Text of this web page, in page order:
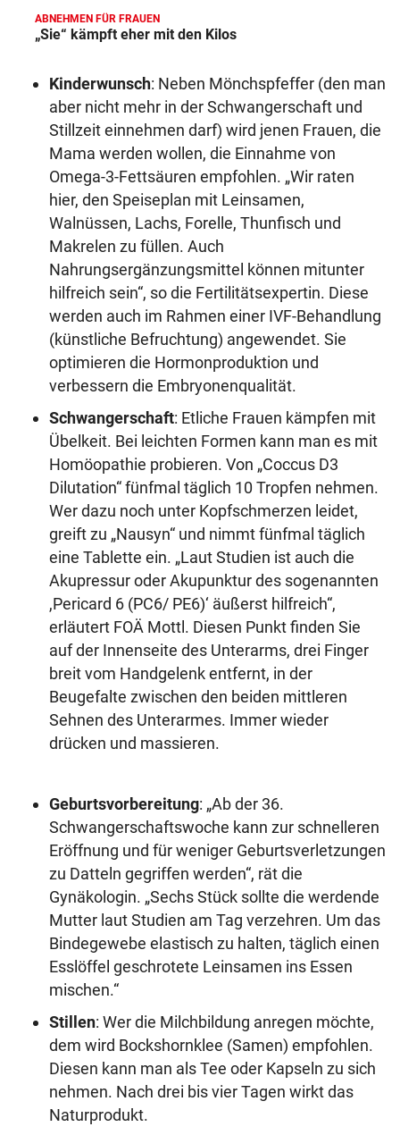
ABNEHMEN FÜR FRAUEN
„Sie“ kämpft eher mit den Kilos
Kinderwunsch: Neben Mönchspfeffer (den man
aber nicht mehr in der Schwangerschaft und
Stillzeit einnehmen darf) wird jenen Frauen, die
Mama werden wollen, die Einnahme von
Omega-3-Fettsäuren empfohlen. „Wir raten
hier, den Speiseplan mit Leinsamen,
Walnüssen, Lachs, Forelle, Thunfisch und
Makrelen zu füllen. Auch
Nahrungsergänzungsmittel können mitunter
hilfreich sein“, so die Fertilitätsexpertin. Diese
werden auch im Rahmen einer IVF-Behandlung
(künstliche Befruchtung) angewendet. Sie
optimieren die Hormonproduktion und
verbessern die Embryonenqualität.
Schwangerschaft: Etliche Frauen kämpfen mit
Übelkeit. Bei leichten Formen kann man es mit
Homöopathie probieren. Von „Coccus D3
Dilutation“ fünfmal täglich 10 Tropfen nehmen.
Wer dazu noch unter Kopfschmerzen leidet,
greift zu „Nausyn“ und nimmt fünfmal täglich
eine Tablette ein. „Laut Studien ist auch die
Akupressur oder Akupunktur des sogenannten
,Pericard 6 (PC6/ PE6)‘ äußerst hilfreich“,
erläutert FOÄ Mottl. Diesen Punkt finden Sie
auf der Innenseite des Unterarms, drei Finger
breit vom Handgelenk entfernt, in der
Beugefalte zwischen den beiden mittleren
Sehnen des Unterarmes. Immer wieder
drücken und massieren.
Geburtsvorbereitung: „Ab der 36.
Schwangerschaftswoche kann zur schnelleren
Eröffnung und für weniger Geburtsverletzungen
zu Datteln gegriffen werden“, rät die
Gynäkologin. „Sechs Stück sollte die werdende
Mutter laut Studien am Tag verzehren. Um das
Bindegewebe elastisch zu halten, täglich einen
Esslöffel geschrotete Leinsamen ins Essen
mischen.“
Stillen: Wer die Milchbildung anregen möchte,
dem wird Bockshornklee (Samen) empfohlen.
Diesen kann man als Tee oder Kapseln zu sich
nehmen. Nach drei bis vier Tagen wirkt das
Naturprodukt.